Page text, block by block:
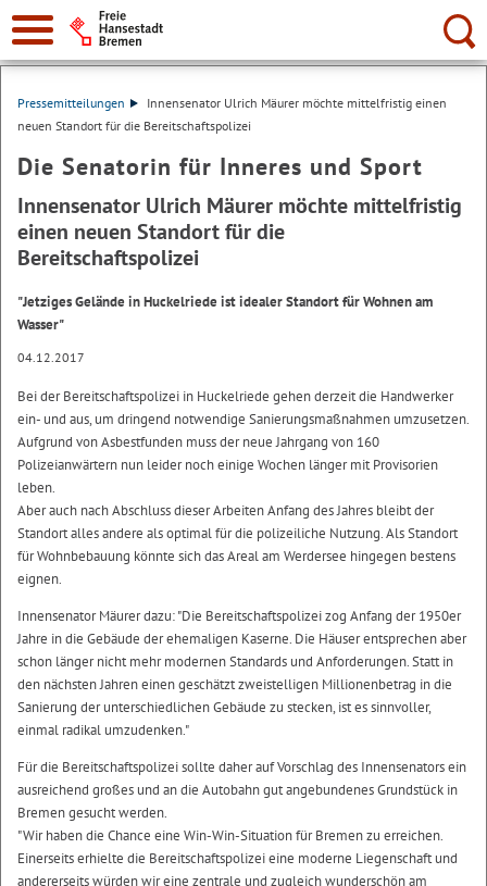
Suche:
Pressemitteilungen
Innensenator Ulrich Mäurer möchte mittelfristig einen
neuen Standort für die Bereitschaftspolizei
Die Senatorin für Inneres und Sport
Innensenator Ulrich Mäurer möchte mittelfristig
einen neuen Standort für die
Bereitschaftspolizei
"Jetziges Gelände in Huckelriede ist idealer Standort für Wohnen am
Wasser"
04.12.2017
Bei der Bereitschaftspolizei in Huckelriede gehen derzeit die Handwerker
ein- und aus, um dringend notwendige Sanierungsmaßnahmen umzusetzen.
Aufgrund von Asbestfunden muss der neue Jahrgang von 160
Polizeianwärtern nun leider noch einige Wochen länger mit Provisorien
leben.
Aber auch nach Abschluss dieser Arbeiten Anfang des Jahres bleibt der
Standort alles andere als optimal für die polizeiliche Nutzung. Als Standort
für Wohnbebauung könnte sich das Areal am Werdersee hingegen bestens
eignen.
Innensenator Mäurer dazu: "Die Bereitschaftspolizei zog Anfang der 1950er
Jahre in die Gebäude der ehemaligen Kaserne. Die Häuser entsprechen aber
schon länger nicht mehr modernen Standards und Anforderungen. Statt in
den nächsten Jahren einen geschätzt zweistelligen Millionenbetrag in die
Sanierung der unterschiedlichen Gebäude zu stecken, ist es sinnvoller,
einmal radikal umzudenken."
Für die Bereitschaftspolizei sollte daher auf Vorschlag des Innensenators ein
ausreichend großes und an die Autobahn gut angebundenes Grundstück in
Bremen gesucht werden.
"Wir haben die Chance eine Win-Win-Situation für Bremen zu erreichen.
Einerseits erhielte die Bereitschaftspolizei eine moderne Liegenschaft und
andererseits würden wir eine zentrale und zugleich wunderschön am